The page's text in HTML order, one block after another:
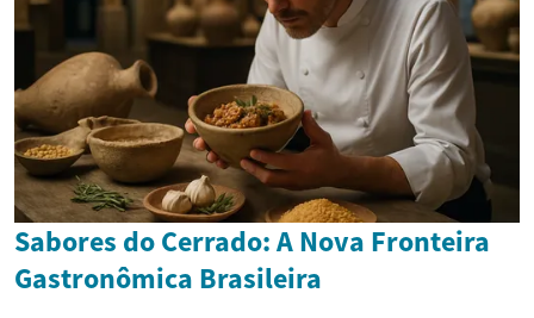
Sabores do Cerrado: A Nova Fronteira
Gastronômica Brasileira